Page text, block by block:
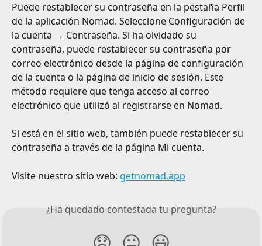
Puede restablecer su contraseña en la pestaña Perfil
de la aplicación Nomad. Seleccione Configuración de
la cuenta → Contraseña. Si ha olvidado su
contraseña, puede restablecer su contraseña por
correo electrónico desde la página de configuración
de la cuenta o la página de inicio de sesión. Este
método requiere que tenga acceso al correo
electrónico que utilizó al registrarse en Nomad.
Si está en el sitio web, también puede restablecer su
contraseña a través de la página Mi cuenta.
Visite nuestro sitio web: getnomad.app
¿Ha quedado contestada tu pregunta?